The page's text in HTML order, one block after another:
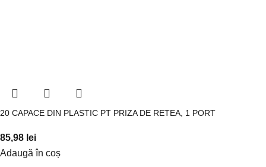
20 CAPACE DIN PLASTIC PT PRIZA DE RETEA, 1 PORT
85,98 lei
Adaugă în coș